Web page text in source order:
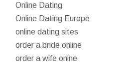
Online Dating
Online Dating Europe
online dating sites
order a bride online
order a wife onine